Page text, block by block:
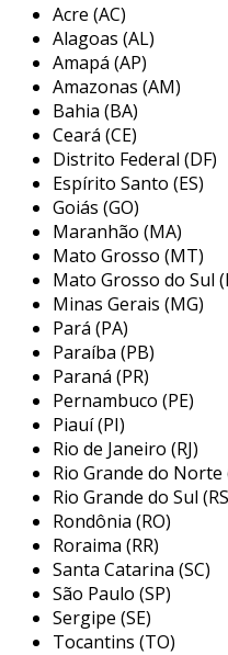
Acre (AC)
Alagoas (AL)
Amapá (AP)
Amazonas (AM)
Bahia (BA)
Ceará (CE)
Distrito Federal (DF)
Espírito Santo (ES)
Goiás (GO)
Maranhão (MA)
Mato Grosso (MT)
Mato Grosso do Sul
Minas Gerais (MG)
Pará (PA)
Paraíba (PB)
Paraná (PR)
Pernambuco (PE)
Piauí (PI)
Rio de Janeiro (RJ)
Rio Grande do Norte
Rio Grande do Sul
Rondônia (RO)
Roraima (RR)
Santa Catarina (SC)
São Paulo (SP)
Sergipe (SE)
Tocantins (TO)